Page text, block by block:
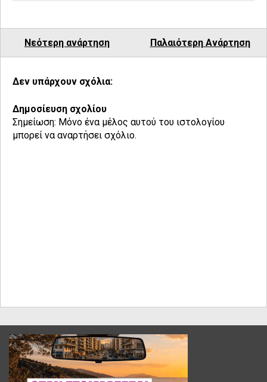
Νεότερη ανάρτηση Παλαιότερη Ανάρτηση
Δεν υπάρχουν σχόλια:
Δημοσίευση σχολίου
Σημείωση: Μόνο ένα μέλος αυτού του ιστολογίου
μπορεί να αναρτήσει σχόλιο.